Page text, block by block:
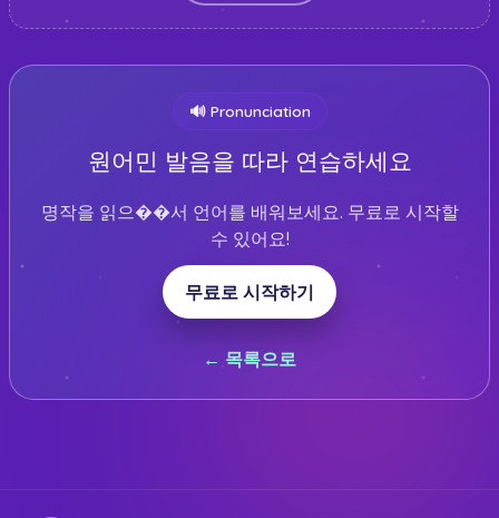
🔊 Pronunciation
원어민 발음을 따라 연습하세요
명작을 읽으��서 언어를 배워보세요. 무료로 시작할
수 있어요!
무료로 시작하기
← 목록으로